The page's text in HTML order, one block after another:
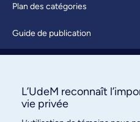
Plan des catégories
Guide de publication
À propos / Nous joindre
L’UdeM reconnaît
vie privée